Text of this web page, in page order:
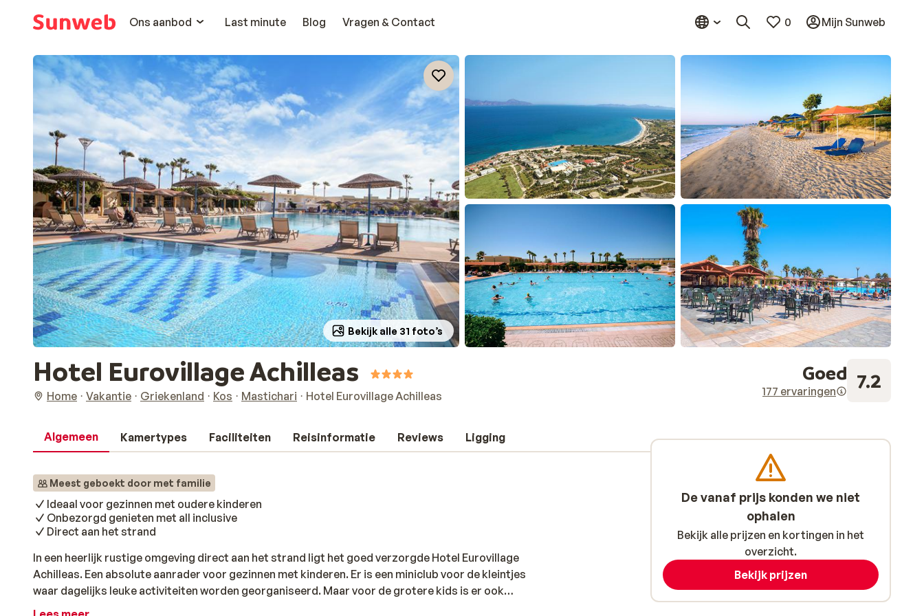
Ons aanbod
Last minute Blog Vragen & Contact 0 Mijn Sunweb
Bekijk alle 31 foto’s
Hotel Eurovillage Achilleas
Home Vakantie Griekenland Kos Mastichari Hotel Eurovillage Achilleas
Goed
177 ervaringen 7.2
Algemeen Kamertypes Faciliteiten Reisinformatie Reviews Ligging
Meest geboekt door met familie
Ideaal voor gezinnen met oudere kinderen
Onbezorgd genieten met all inclusive
Direct aan het strand
In een heerlijk rustige omgeving direct aan het strand ligt het goed verzorgde Hotel Eurovillage
Achilleas. Een absolute aanrader voor gezinnen met kinderen. Er is een miniclub voor de kleintjes
waar dagelijks leuke activiteiten worden georganiseerd. Maar voor de grotere kids is er ook
voldoende te doen. Er zijn verschillende faciliteiten om actief bezig te zijn zoals een tennisbaan,
De vanaf prijs konden we niet
ophalen
Bekijk alle prijzen en kortingen in het
overzicht.
Bekijk prijzen